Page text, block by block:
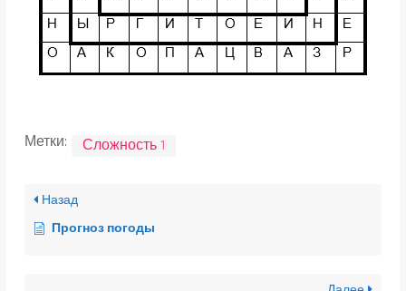
Метки: Сложность 1
Назад
Прогноз погоды